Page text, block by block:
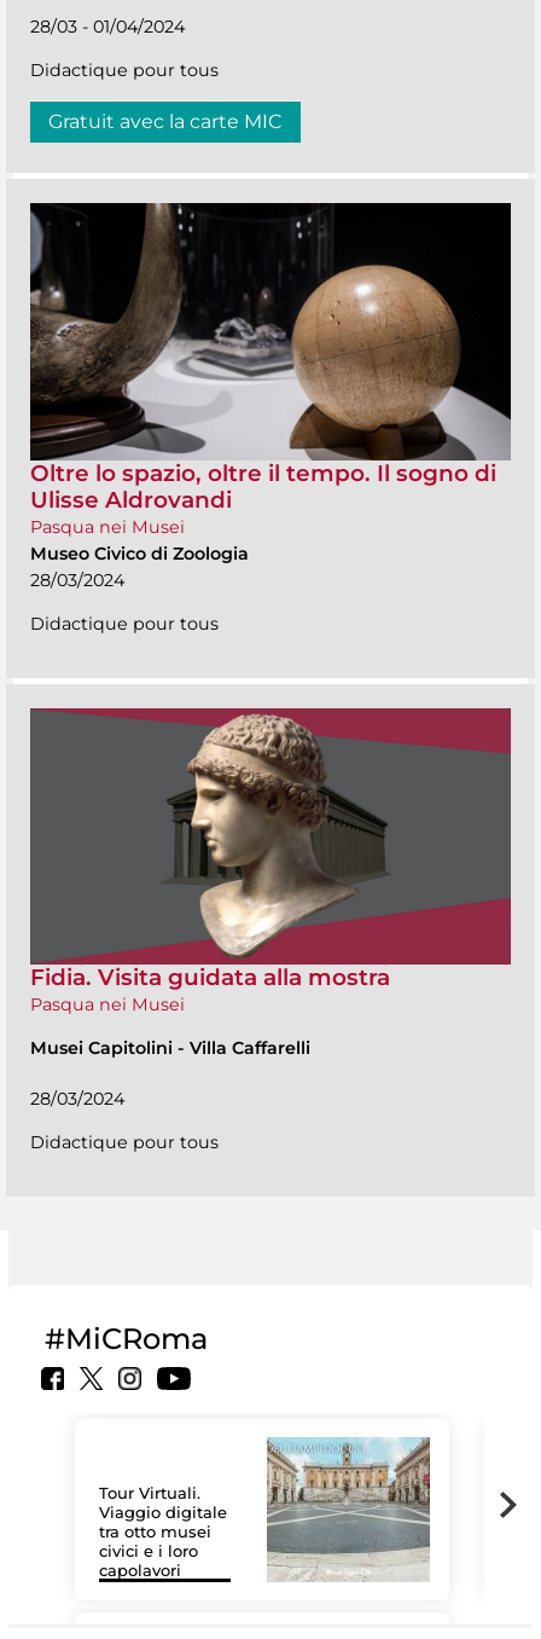
28/03 - 01/04/2024
Didactique pour tous
Gratuit avec la carte MIC
Oltre lo spazio, oltre il tempo. Il sogno di
Ulisse Aldrovandi
Pasqua nei Musei
Museo Civico di Zoologia
28/03/2024
Didactique pour tous
Fidia. Visita guidata alla mostra
Pasqua nei Musei
Musei Capitolini - Villa Caffarelli
28/03/2024
Didactique pour tous
#MiCRoma
Tour Virtuali.
Viaggio digitale
tra otto musei
civici e i loro
capolavori